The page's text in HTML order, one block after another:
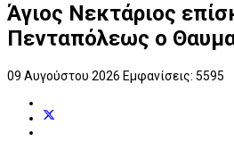
Άγιος Νεκτάριος
Πενταπόλεως ο
09 Αυγούστου 2026 Εμφανίσεις: 5595